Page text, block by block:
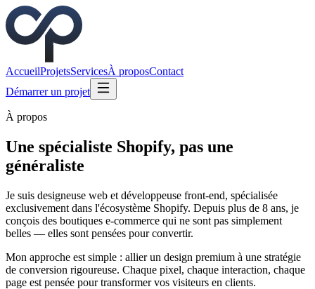
AccueilProjetsServicesÀ proposContact
Démarrer un projet
À propos
Une spécialiste Shopify, pas une
généraliste
Je suis designeuse web et développeuse front-end, spécialisée
exclusivement dans l'écosystème Shopify. Depuis plus de 8 ans, je
conçois des boutiques e-commerce qui ne sont pas simplement
belles — elles sont pensées pour convertir.
Mon approche est simple : allier un design premium à une stratégie
de conversion rigoureuse. Chaque pixel, chaque interaction, chaque
page est pensée pour transformer vos visiteurs en clients.